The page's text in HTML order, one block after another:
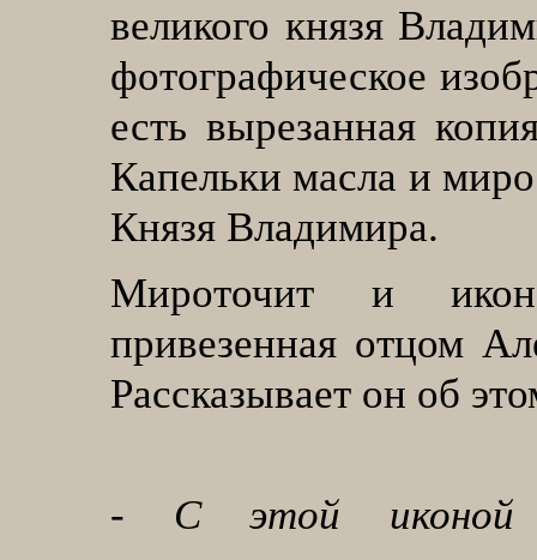
великого князя
фотографическое
есть вырезанная
Капельки масла и
Князя Владимира.
Мироточит и
привезенная отцом
Рассказывает он об
- С этой